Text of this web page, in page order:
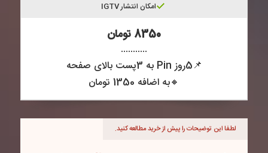
امکان انتشار IGTV
8350 تومان
...........
📌5روز Pin به 3پست بالای صفحه
🔸به اضافه 1350 تومان
لطفا این توضیحات را پیش از خرید مطالعه کنید.